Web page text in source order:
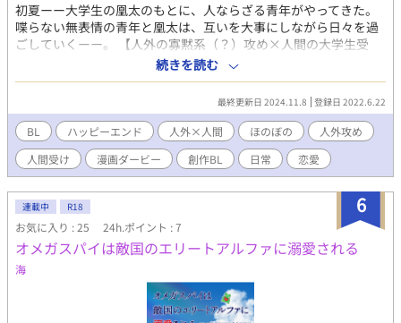
初夏ーー大学生の凰太のもとに、人ならざる青年がやってきた。
喋らない無表情の青年と凰太は、互いを大事にしながら日々を過
ごしていくーー。 【人外の寡黙系（？）攻め×人間の大学生受
け】ほのぼのラブなＢＬ漫画。 圧倒的ハッピーエンドになります
（断言）。 ゆっくりと日常を愛おしみ、でも変わらないものはな
い。 自分で書いた短編小説を、自分でコミカライズしました^^
続きを読む
最終更新日 2024.11.8 登録日 2022.6.22
BL ハッピーエンド 人外×人間 ほのぼの
人外攻め
人間受け
漫画ダービー 創作BL 日常 恋愛
6
連載中 R18
お気に入り : 25 24h.ポイント : 7
オメガスパイは敵国のエリートアルファに溺愛される
海